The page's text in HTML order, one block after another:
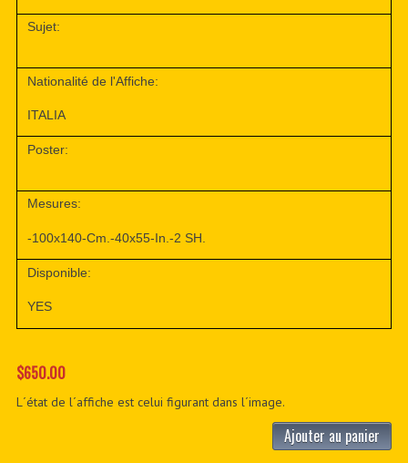
Sujet:
Nationalité de l'Affiche:
ITALIA
Poster:
Mesures:
-100x140-Cm.-40x55-In.-2 SH.
Disponible:
YES
$650.00
L´état de l´affiche est celui figurant dans l´image.
Ajouter au panier